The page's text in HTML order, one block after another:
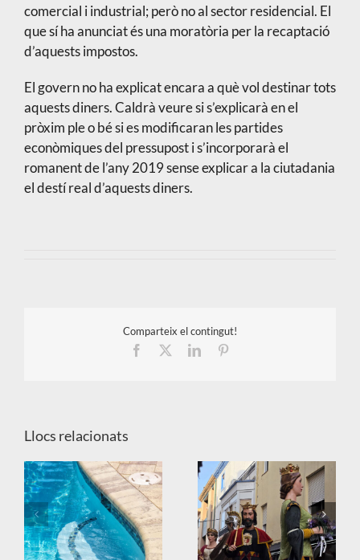
comercial i industrial; però no al sector residencial. El
que sí ha anunciat és una moratòria per la recaptació
d’aquests impostos.
El govern no ha explicat encara a què vol destinar tots
aquests diners. Caldrà veure si s’explicarà en el
pròxim ple o bé si es modificaran les partides
econòmiques del pressupost i s’incorporarà el
romanent de l’any 2019 sense explicar a la ciutadania
el destí real d’aquests diners.
Comparteix el contingut!
Facebook
LinkedIn
Llocs relacionats